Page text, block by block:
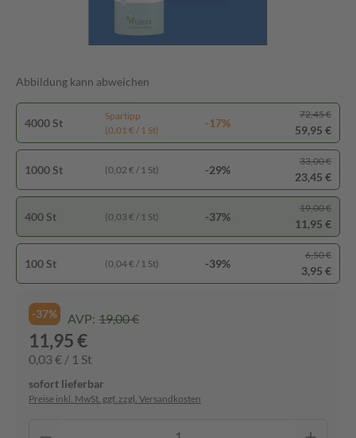
Abbildung kann abweichen
4000 St
Spartipp
(0,01 € / 1 St)
-17%
72,45 €
59,95 €
1000 St (0,02 € / 1 St) -29%
33,00 €
23,45 €
400 St (0,03 € / 1 St) -37%
19,00 €
11,95 €
100 St (0,04 € / 1 St) -39%
6,50 €
3,95 €
-37% AVP: 19,00 €
11,95 €
0,03 € / 1 St
sofort lieferbar
Preise inkl. MwSt. ggf. zzgl. Versandkosten